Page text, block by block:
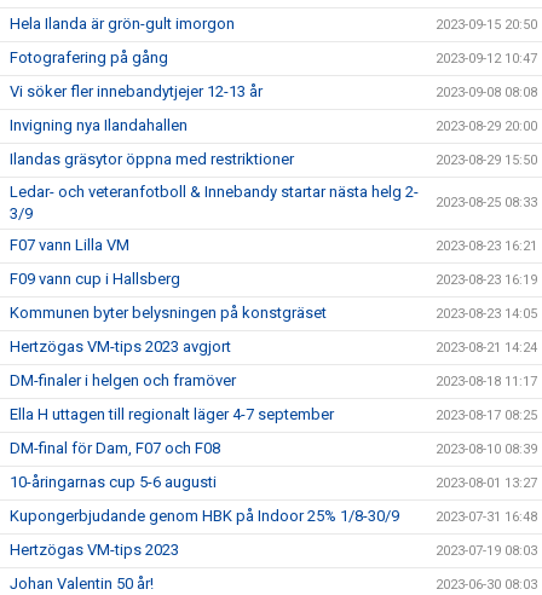
Hela Ilanda är grön-gult imorgon 2023-09-15 20:50
Fotografering på gång 2023-09-12 10:47
Vi söker fler innebandytjejer 12-13 år 2023-09-08 08:08
Invigning nya Ilandahallen 2023-08-29 20:00
Ilandas gräsytor öppna med restriktioner 2023-08-29 15:50
Ledar- och veteranfotboll & Innebandy startar nästa helg 2-
3/9
2023-08-25 08:33
F07 vann Lilla VM 2023-08-23 16:21
F09 vann cup i Hallsberg 2023-08-23 16:19
Kommunen byter belysningen på konstgräset 2023-08-23 14:05
Hertzögas VM-tips 2023 avgjort 2023-08-21 14:24
DM-finaler i helgen och framöver 2023-08-18 11:17
Ella H uttagen till regionalt läger 4-7 september 2023-08-17 08:25
DM-final för Dam, F07 och F08 2023-08-10 08:39
10-åringarnas cup 5-6 augusti 2023-08-01 13:27
Kupongerbjudande genom HBK på Indoor 25% 1/8-30/9 2023-07-31 16:48
Hertzögas VM-tips 2023 2023-07-19 08:03
Johan Valentin 50 år! 2023-06-30 08:03